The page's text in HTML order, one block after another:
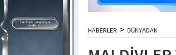
HABERLER > DÜNYADAN